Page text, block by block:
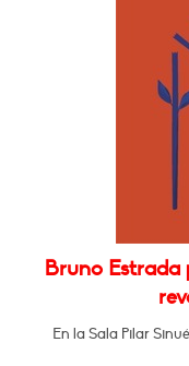
Bruno Estrada
En la Sala Pilar